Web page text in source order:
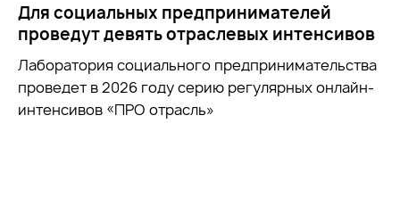
Для социальных предпринимателей
проведут девять отраслевых интенсивов
Лаборатория социального предпринимательства
проведет в 2026 году серию регулярных онлайн-
интенсивов «ПРО отрасль»